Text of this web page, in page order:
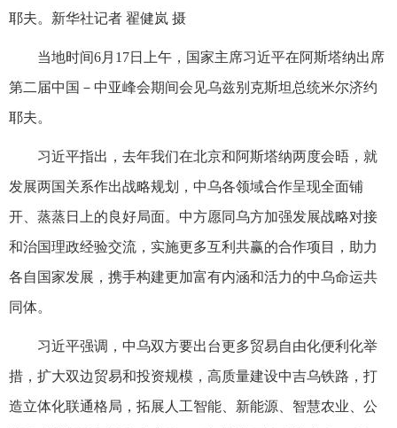
耶夫。新华社记者 翟健岚 摄
当地时间6月17日上午，国家主席习近平在阿斯塔纳出席
第二届中国－中亚峰会期间会见乌兹别克斯坦总统米尔济约
耶夫。
习近平指出，去年我们在北京和阿斯塔纳两度会晤，就
发展两国关系作出战略规划，中乌各领域合作呈现全面铺
开、蒸蒸日上的良好局面。中方愿同乌方加强发展战略对接
和治国理政经验交流，实施更多互利共赢的合作项目，助力
各自国家发展，携手构建更加富有内涵和活力的中乌命运共
同体。
习近平强调，中乌双方要出台更多贸易自由化便利化举
措，扩大双边贸易和投资规模，高质量建设中吉乌铁路，打
造立体化联通格局，拓展人工智能、新能源、智慧农业、公